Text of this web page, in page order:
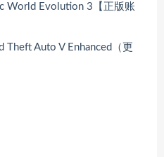
World Evolution 3【正版账